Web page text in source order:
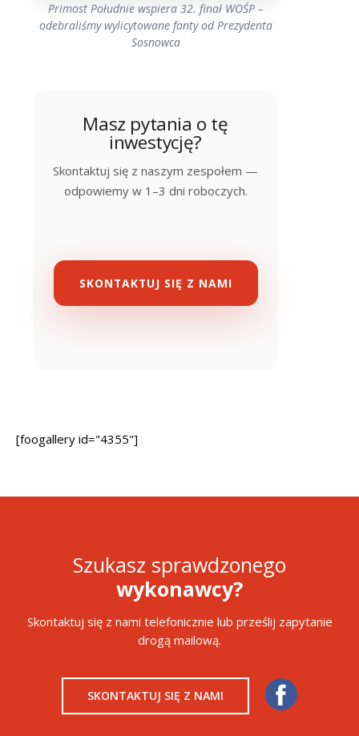
Primost Południe wspiera 32. finał WOŚP –
odebraliśmy wylicytowane fanty od Prezydenta
Sosnowca
Masz pytania o tę
inwestycję?
Skontaktuj się z naszym zespołem —
odpowiemy w 1–3 dni roboczych.
SKONTAKTUJ SIĘ Z NAMI
[foogallery id="4355"]
Szukasz sprawdzonego
wykonawcy?
Skontaktuj się z nami telefonicznie lub prześlij zapytanie
drogą mailową.
SKONTAKTUJ SIĘ Z NAMI